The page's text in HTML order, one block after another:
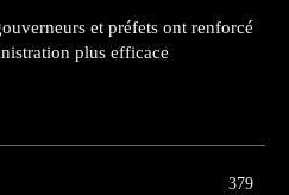
et préfets ont renforcé
plus efficace
379